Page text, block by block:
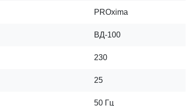
PROxima
ВД-100
230
25
50 Гц